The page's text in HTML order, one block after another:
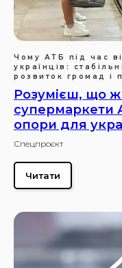
Чому АТБ під час
українців:
розвиток громад і
Розумієш, що
супермаркети
опори для
Спецпроєкт
Читати